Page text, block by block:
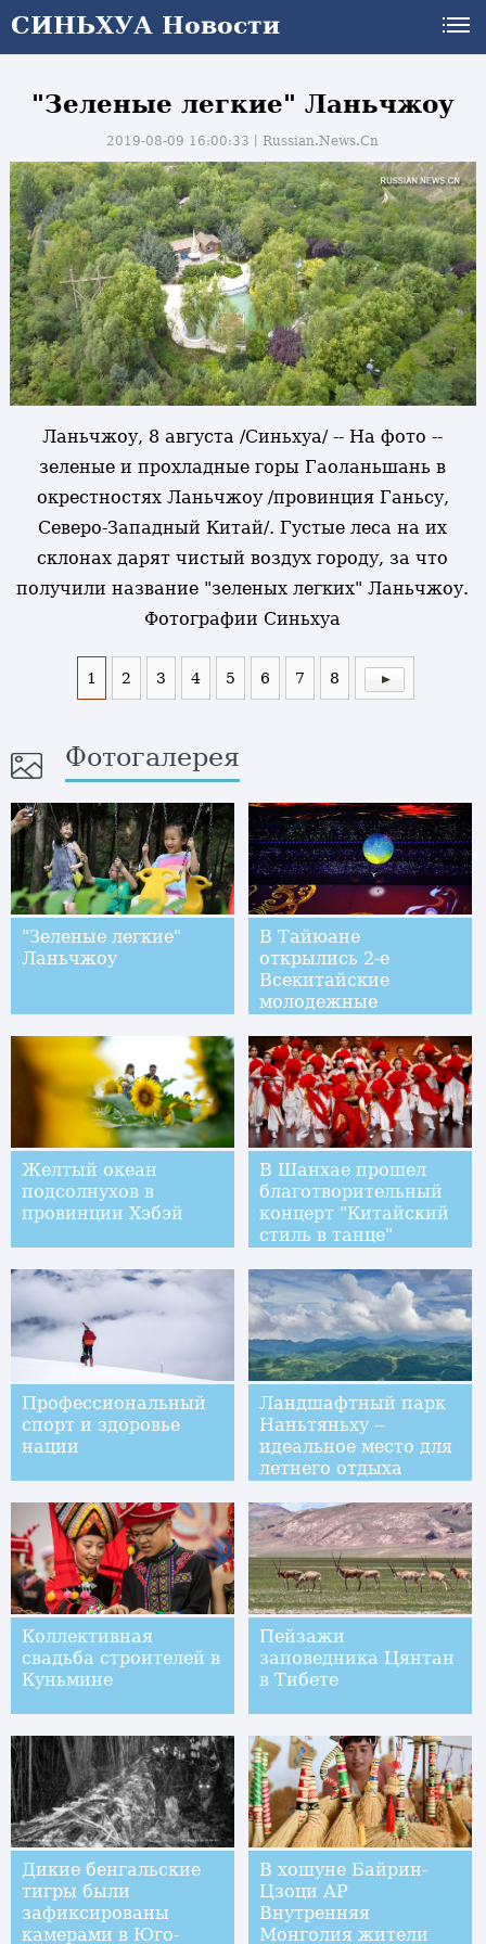
СИНЬХУА Новости
"Зеленые легкие" Ланьчжоу
2019-08-09 16:00:33丨Russian.News.Cn
Ланьчжоу, 8 августа /Синьхуа/ -- На фото --
зеленые и прохладные горы Гаоланьшань в
окрестностях Ланьчжоу /провинция Ганьсу,
Северо-Западный Китай/. Густые леса на их
склонах дарят чистый воздух городу, за что
получили название "зеленых легких" Ланьчжоу.
Фотографии Синьхуа
1 2 3 4 5 6 7 8
Фотогалерея
"Зеленые легкие"
Ланьчжоу
В Тайюане
открылись 2-е
Всекитайские
молодежные
Желтый океан
подсолнухов в
провинции Хэбэй
В Шанхае прошел
благотворительный
концерт "Китайский
стиль в танце"
Профессиональный
спорт и здоровье
нации
Ландшафтный парк
Наньтяньху --
идеальное место для
летнего отдыха
Коллективная
свадьба строителей в
Куньмине
Пейзажи
заповедника Цянтан
в Тибете
Дикие бенгальские
тигры были
зафиксированы
камерами в Юго-
В хошуне Байрин-
Цзоци АР
Внутренняя
Монголия жители